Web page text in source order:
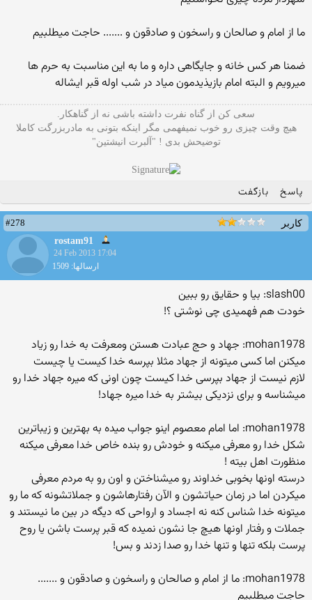
ما از امام و صالحان و راسخون و صادقون و ....... حاجت میطلبیم
ضمنا هر کس خانه و جایگاهی داره و ما به این مناسبت به حرم ها
میرویم و البته امام بازیذیدمون میاد در شب اوله قبر ایشاله
سعی کن از گناه نفرت داشته باشی نه از گناهکار.
هیچ وقت چیزی رو خوب نمیفهمی مگر اینکه بتونی به مادربزرگت کاملا
توضیحش بدی ! "آلبرت انیشتین"
پاسخ بازگفت
کاربر
#278
rostam91
24 Feb 2013 17:04
ارسالها: 1509
slash00: بیا و حقایق رو ببین
خودت هم فهمیدی چی نوشتی ؟!
mohan1978: جهاد و حج عبادت هستن ومعرفت به خدا رو زیاد
میکنن اما کسی میتونه از جهاد مثلا بپرسه خدا کیست یا چیست
لازم نیست از جهاد بپرسی خدا کیست چون اونی که میره جهاد خدا رو
میشناسه و برای نزدیکی بیشتر به خدا میره جهاد!
mohan1978: اما امام معصوم اینو جواب میده به بهترین و زیباترین
شکل خدا رو معرفی میکنه و خودش رو بنده خاص خدا معرفی میکنه
منظورت اهل بیته !
درسته اونها بخوبی خداوند رو میشناختن و اون رو به مردم معرفی
میکردن اما در زمان حیاتشون و الآن رفتارهاشون و جملاتشونه که ما رو
میتونه خدا شناس کنه نه اجساد و ارواحی که دیگه در بین ما نیستند و
جملات و رفتار اونها هیچ جا نشون نمیده که قبر پرست باشن یا روح
پرست بلکه تنها و تنها خدا رو صدا زدند و بس!
mohan1978: ما از امام و صالحان و راسخون و صادقون و .......
حاجت میطلبیم